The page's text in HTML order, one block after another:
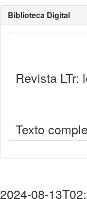
Biblioteca Digital
Revista LTr:
Texto
2024-08-